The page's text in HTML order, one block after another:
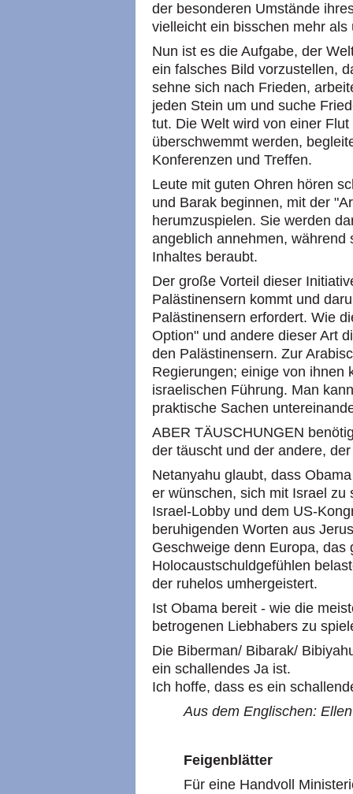
der besonderen Umstände
vielleicht ein bisschen mehr
Nun ist es die Aufgabe, der
ein falsches Bild vorzustellen,
sehne sich nach Frieden,
jeden Stein um und suche
tut. Die Welt wird von einer
überschwemmt werden,
Konferenzen und Treffen.
Leute mit guten Ohren hören
und Barak beginnen, mit der
herumzuspielen. Sie werden
angeblich annehmen,
Inhaltes beraubt.
Der große Vorteil dieser
Palästinensern kommt und
Palästinensern erfordert. Wie
Option" und andere dieser Art
den Palästinensern. Zur
Regierungen; einige von ihnen
israelischen Führung. Man
praktische Sachen
ABER TÄUSCHUNGEN
der täuscht und der andere,
Netanyahu glaubt, dass
er wünschen, sich mit Israel
Israel-Lobby und dem US-
beruhigenden Worten aus
Geschweige denn Europa, das
Holocaustschuldgefühlen
der ruhelos umhergeistert.
Ist Obama bereit - wie die
betrogenen Liebhabers zu
Die Biberman/ Bibarak/
ein schallendes Ja ist.
Ich hoffe, dass es ein
Aus dem Englischen:
Feigenblätter
Für eine Handvoll